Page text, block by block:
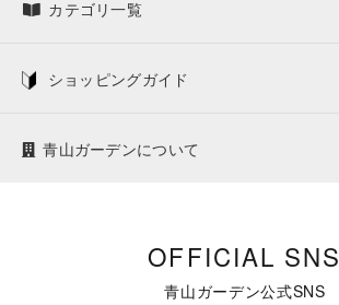
カテゴリ一覧
ショッピングガイド
青山ガーデンについて
OFFICIAL SNS
青山ガーデン公式SNS